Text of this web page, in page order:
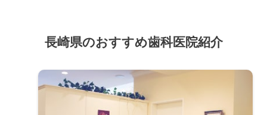
長崎県のおすすめ歯科医院紹介